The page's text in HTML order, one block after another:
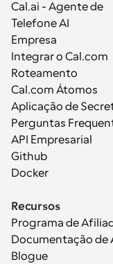
Cal.ai - Agente de
Telefone AI
Empresa
Integrar o Cal.com
Roteamento
Cal.com Átomos
Aplicação de
Perguntas
API Empresarial
Github
Docker
Recursos
Programa de
Documentação de
Blogue